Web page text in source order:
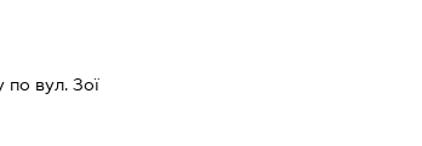
по вул. Зої